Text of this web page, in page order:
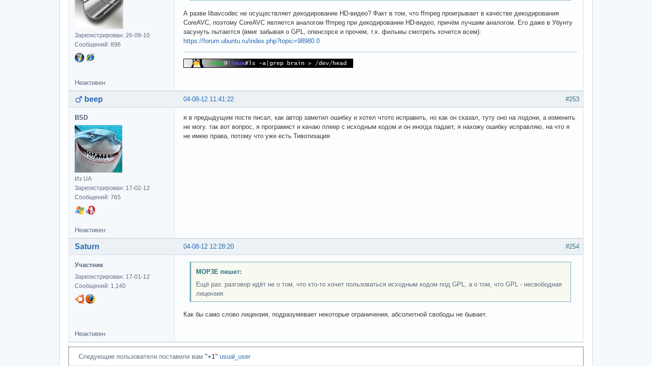
Зарегистрирован: 26-09-10
Сообщений: 896
А разве libavcodec не осуществляет декодирование HD-видео? Факт в том, что ffmpeg проигрывает в качестве декодирования
CoreAVC, поэтому CoreAVC является аналогом ffmpeg при декодировании HD-видео, причём лучшим аналогом. Его даже в Убунту
засунуть пытаются (вмиг забывая о GPL, опенсорсе и прочем, т.к. фильмы смотреть хочется всем):
https://forum.ubuntu.ru/index.php?topic=98980.0
Неактивен
#253
04-08-12 11:41:22
beep
BSD
Из UA
Зарегистрирован: 17-02-12
Сообщений: 765
я в предыдущем посте писал, как автор заметил ошибку и хотел чтото исправить, но как он сказал, туту оно на лодони, а изменить
не могу. так вот вопрос, я програмист и качаю плеер с исходным кодом и он иногда падает, я нахожу ошибку исправляю, на что я
не имею права, потому что уже есть Тивотизация
Неактивен
#254
04-08-12 12:28:20
Saturn
Участник
Зарегистрирован: 17-01-12
Сообщений: 1,140
MOP3E пишет:
Ещё раз: разговор идёт не о том, что кто-то хочет пользоваться исходным кодом под GPL, а о том, что GPL - несвободная
лицензия.
Как бы само слово лицензия, подразумевает некоторые ограничения, абсолютной свободы не бывает.
Неактивен
Следующие пользователи поставили вам "+1":usual_user